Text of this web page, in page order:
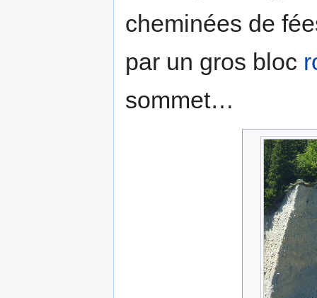
cheminées de
par un gros bloc
sommet…